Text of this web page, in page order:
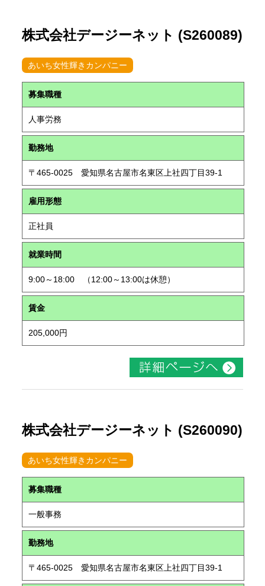
株式会社デージーネット (S260089)
あいち女性輝きカンパニー
募集職種
人事労務
勤務地
〒465-0025 愛知県名古屋市名東区上社四丁目39-1
雇用形態
正社員
就業時間
9:00～18:00 （12:00～13:00は休憩）
賃金
205,000円
株式会社デージーネット (S260090)
あいち女性輝きカンパニー
募集職種
一般事務
勤務地
〒465-0025 愛知県名古屋市名東区上社四丁目39-1